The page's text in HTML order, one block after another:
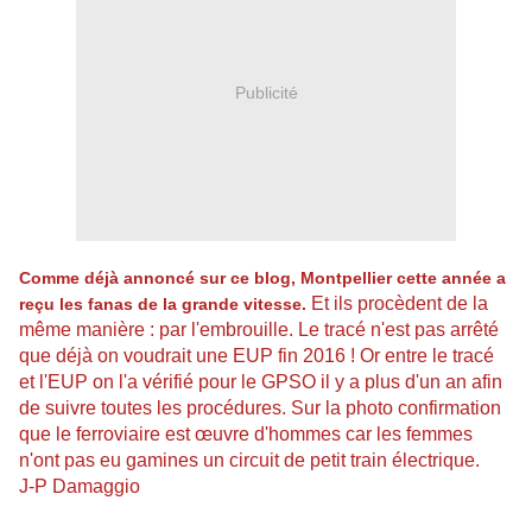
Publicité
Comme déjà annoncé sur ce blog, Montpellier cette année a
reçu les fanas de la grande vitesse. Et ils procèdent de la
même manière : par l'embrouille. Le tracé n'est pas arrêté
que déjà on voudrait une EUP fin 2016 ! Or entre le tracé
et l'EUP on l'a vérifié pour le GPSO il y a plus d'un an afin
de suivre toutes les procédures. Sur la photo confirmation
que le ferroviaire est œuvre d'hommes car les femmes
n'ont pas eu gamines un circuit de petit train électrique.
J-P Damaggio